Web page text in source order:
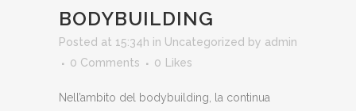
BODYBUILDING
Posted at 15:34h in Uncategorized by admin
0 Comments
0 Likes
Nell’ambito del bodybuilding, la continua